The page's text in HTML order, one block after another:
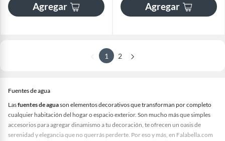
Agregar Agregar
1 2
Fuentes de agua
Lasfuentes de aguason elementos decorativos que transforman por completo
cualquier habitación del hogar o espacio exterior. Son mucho más que simples
accesorios para agregar dinamismo a tu decoración, te ofrecen un oasis de
serenidad y elegancia que no querrás perderte. Por eso y más, en Falabella.com